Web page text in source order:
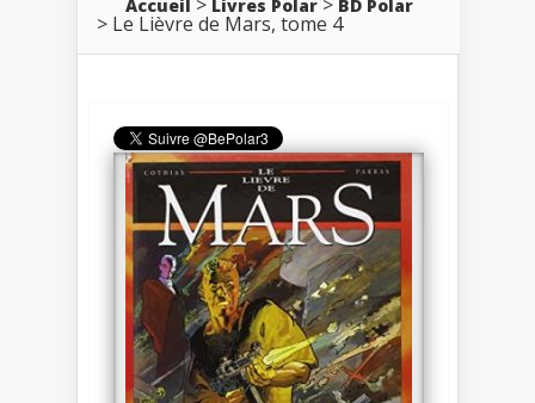
Accueil Livres Polar BD Polar
Le Lièvre de Mars, tome 4